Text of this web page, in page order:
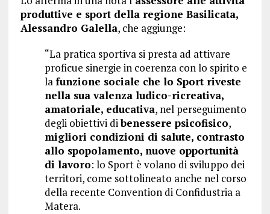
produttive e sport della regione Basilicata,
Alessandro Galella, che aggiunge:
“La pratica sportiva si presta ad attivare
proficue sinergie in coerenza con lo spirito e
lafunzione sociale che lo Sport riveste
nella sua valenza ludico-ricreativa,
amatoriale, educativa, nel perseguimento
degli obiettivi dibenessere psicofisico,
migliori condizioni di salute, contrasto
allo spopolamento, nuove opportunità
di lavoro: lo Sport è volano di sviluppo dei
territori, come sottolineato anche nel corso
della recente Convention di Confidustria a
Matera.